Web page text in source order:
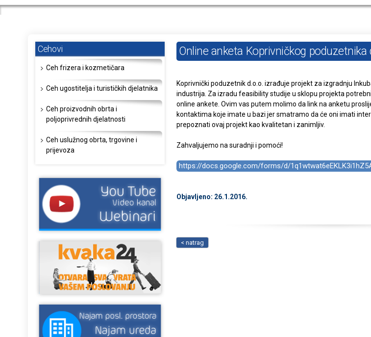
Cehovi
Ceh frizera i kozmetičara
Ceh ugostitelja i turističkih djelatnika
Ceh proizvodnih obrta i
poljoprivrednih djelatnosti
Ceh uslužnog obrta, trgovine i
prijevoza
Online anketa Koprivničkog poduzetnika
Koprivnički poduzetnik d.o.o. izrađuje projekt za izgradnju
industrija. Za izradu feasibility studije u sklopu projekta
online ankete. Ovim vas putem molimo da link na anketu
kontaktima koje imate u bazi jer smatramo da će oni imati
prepoznati ovaj projekt kao kvalitetan i zanimljiv.
Zahvaljujemo na suradnji i pomoći!
https://docs.google.com/forms/d/
Objavljeno: 26.1.2016.
< natrag